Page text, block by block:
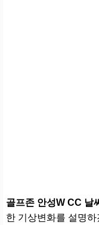
골프존 안성W CC 날
한 기상변화를 설명